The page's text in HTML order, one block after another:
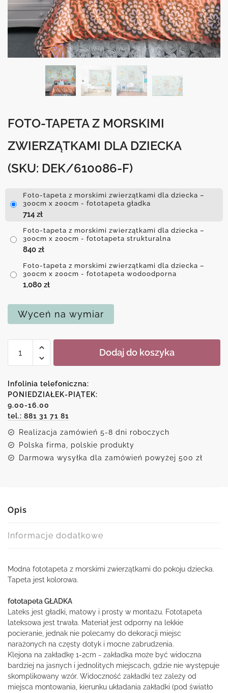
FOTO-TAPETA Z MORSKIMI
ZWIERZĄTKAMI DLA DZIECKA
(SKU: DEK/610086-F)
Foto-tapeta z morskimi zwierzątkami dla dziecka –
300cm x 200cm - fototapeta gładka
714 zł
Foto-tapeta z morskimi zwierzątkami dla dziecka –
300cm x 200cm - fototapeta strukturalna
840 zł
Foto-tapeta z morskimi zwierzątkami dla dziecka –
300cm x 200cm - fototapeta wodoodporna
1,080 zł
Wyceń na wymiar
Foto-
z
morskimi
zwierzątkami
dla
dziecka
Dodaj do koszyka
Infolinia telefoniczna:
PONIEDZIAŁEK-PIĄTEK:
9.00-16.00
tel.: 881 31 71 81
Realizacja zamówień 5-8 dni roboczych
Polska firma, polskie produkty
Darmowa wysyłka dla zamówień powyżej 500 zł
Opis
Informacje dodatkowe
Modna fototapeta z morskimi zwierzątkami do pokoju dziecka.
Tapeta jest kolorowa.
fototapeta GŁADKA
Lateks jest gładki, matowy i prosty w montażu. Fototapeta
lateksowa jest trwała. Materiał jest odporny na lekkie
pocieranie, jednak nie polecamy do dekoracji miejsc
narażonych na częsty dotyk i mocne zabrudzenia.
Klejona na zakładkę 1-2cm - zakładka może być widoczna
bardziej na jasnych i jednolitych miejscach, gdzie nie występuje
skomplikowany wzór. Widoczność zakładki tez zależy od
miejsca montowania, kierunku układania zakładki (pod światło